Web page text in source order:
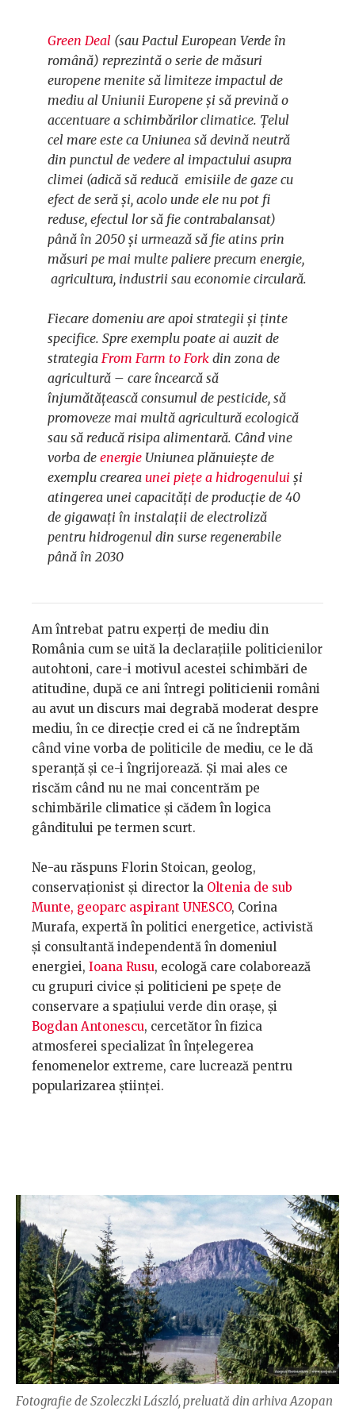
Green Deal (sau Pactul European Verde în
română) reprezintă o serie de măsuri
europene menite să limiteze impactul de
mediu al Uniunii Europene și să prevină o
accentuare a schimbărilor climatice. Țelul
cel mare este ca Uniunea să devină neutră
din punctul de vedere al impactului asupra
climei (adică să reducă emisiile de gaze cu
efect de seră și, acolo unde ele nu pot fi
reduse, efectul lor să fie contrabalansat)
până în 2050 și urmează să fie atins prin
măsuri pe mai multe paliere precum energie,
agricultura, industrii sau economie circulară.
Fiecare domeniu are apoi strategii și ținte
specifice. Spre exemplu poate ai auzit de
strategia From Farm to Fork din zona de
agricultură – care încearcă să
înjumătățească consumul de pesticide, să
promoveze mai multă agricultură ecologică
sau să reducă risipa alimentară. Când vine
vorba de energie Uniunea plănuiește de
exemplu crearea unei piețe a hidrogenului și
atingerea unei capacități de producție de 40
de gigawați în instalații de electroliză
pentru hidrogenul din surse regenerabile
până în 2030
Am întrebat patru experți de mediu din
România cum se uită la declarațiile politicienilor
autohtoni, care-i motivul acestei schimbări de
atitudine, după ce ani întregi politicienii români
au avut un discurs mai degrabă moderat despre
mediu, în ce direcție cred ei că ne îndreptăm
când vine vorba de politicile de mediu, ce le dă
speranță și ce-i îngrijorează. Și mai ales ce
riscăm când nu ne mai concentrăm pe
schimbările climatice și cădem în logica
gânditului pe termen scurt.
Ne-au răspuns Florin Stoican, geolog,
conservaționist și director la Oltenia de sub
Munte, geoparc aspirant UNESCO, Corina
Murafa, expertă în politici energetice, activistă
și consultantă independentă în domeniul
energiei, Ioana Rusu, ecologă care colaborează
cu grupuri civice și politicieni pe spețe de
conservare a spațiului verde din orașe, și
Bogdan Antonescu, cercetător în fizica
atmosferei specializat în înțelegerea
fenomenelor extreme, care lucrează pentru
popularizarea științei.
Fotografie de Szoleczki László, preluată din arhiva Azopan